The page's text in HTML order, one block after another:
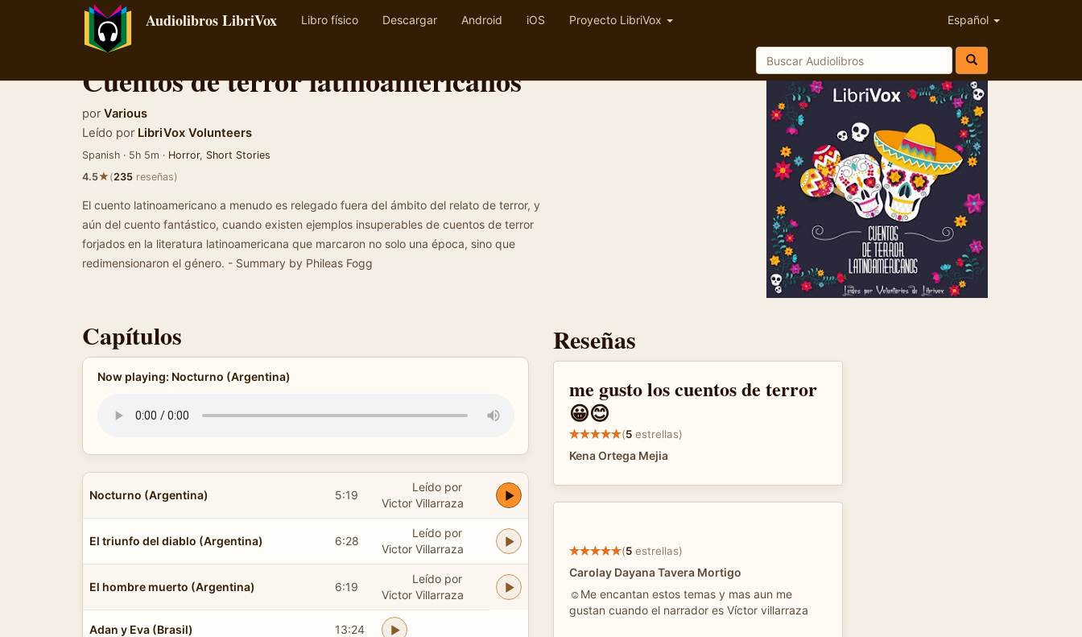
Audiolibros LibriVox Libro físico Descargar Android iOS Proyecto LibriVox Español
Cuentos de terror latinoamericanos
por Various
Leído por LibriVox Volunteers
Spanish · 5h 5m · Horror, Short Stories
4.5★(235 reseñas)
El cuento latinoamericano a menudo es relegado fuera del ámbito del relato de terror, y
aún del cuento fantástico, cuando existen ejemplos insuperables de cuentos de terror
forjados en la literatura latinoamericana que marcaron no solo una época, sino que
redimensionaron el género. - Summary by Phileas Fogg
Capítulos
Now playing: Nocturno (Argentina)
Nocturno (Argentina) 5:19
Leído por
Victor Villarraza
El triunfo del diablo (Argentina) 6:28
Leído por
Victor Villarraza
El hombre muerto (Argentina) 6:19
Leído por
Victor Villarraza
Adan y Eva (Brasil) 13:24
Reseñas
me gusto los cuentos de terror
😀😊
(5 estrellas)
Kena Ortega Mejia
(5 estrellas)
Carolay Dayana Tavera Mortigo
☺️Me encantan estos temas y mas aun me
gustan cuando el narrador es Víctor villarraza